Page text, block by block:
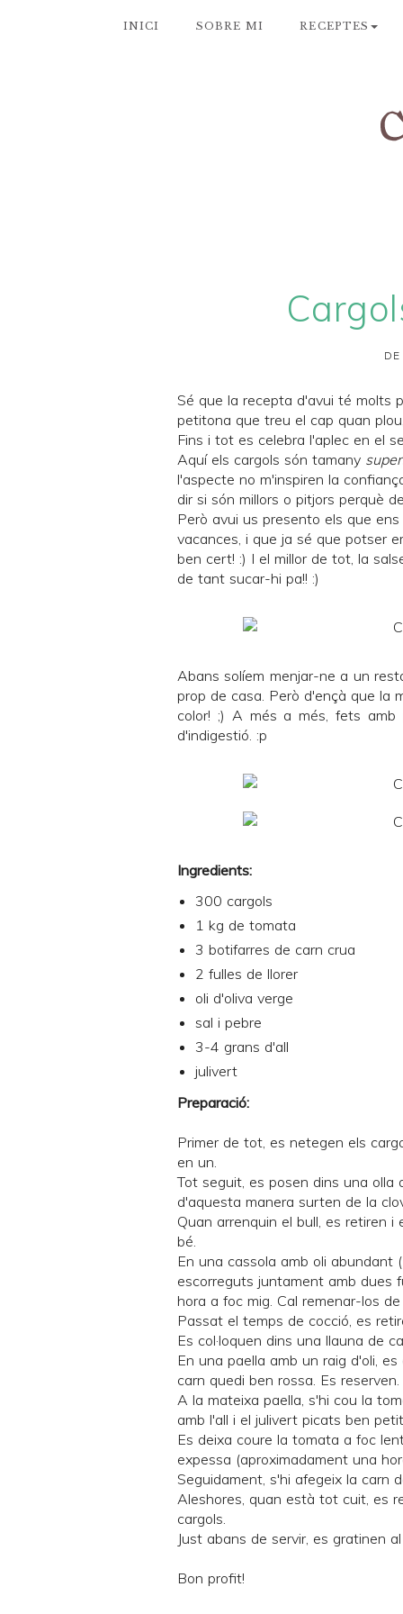
INICI SOBRE MI RECEPTES
Sé que la recepta d'avui té molts
petitona que treu el cap quan
Fins i tot es celebra l'aplec en el
Aquí els cargols són tamany
l'aspecte no m'inspiren la
dir si són millors o pitjors perquè
Però avui us presento els que
vacances, i que ja sé que potser
ben cert! :) I el millor de tot, la
de tant sucar-hi pa!! :)
Abans solíem menjar-ne a un
prop de casa. Però d'ençà que la
color! ;) A més a més, fets amb
d'indigestió. :p
Ingredients:
300 cargols
1 kg de tomata
3 botifarres de carn crua
2 fulles de llorer
oli d'oliva verge
sal i pebre
3-4 grans d'all
julivert
Preparació:
Primer de tot, es netegen els
en un.
Tot seguit, es posen dins una olla
d'aquesta manera surten de la
Quan arrenquin el bull, es retiren
bé.
En una cassola amb oli
escorreguts juntament amb dues
hora a foc mig. Cal remenar-los
Passat el temps de cocció, es
Es col·loquen dins una llauna de
En una paella amb un raig d'oli,
carn quedi ben rossa. Es reserven.
A la mateixa paella, s'hi cou la
amb l'all i el julivert picats ben
Es deixa coure la tomata a foc
expessa (aproximadament una
Seguidament, s'hi afegeix la carn
Aleshores, quan està tot cuit, es
cargols.
Just abans de servir, es gratinen
Bon profit!